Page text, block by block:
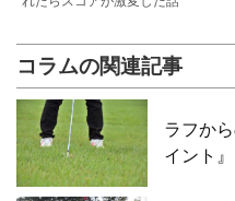
コラムの関連記事
ラフか
イント